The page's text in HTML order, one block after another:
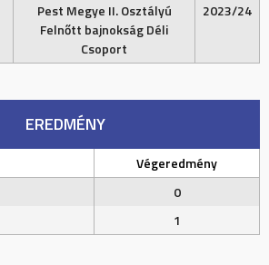
Pest Megye II. Osztályú
Felnőtt bajnokság Déli
Csoport
2023/24
EREDMÉNY
Végeredmény
0
1